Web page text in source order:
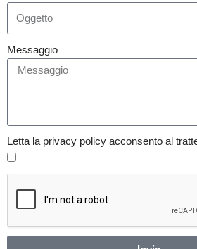
Messaggio
Letta la privacy policy acconsento al